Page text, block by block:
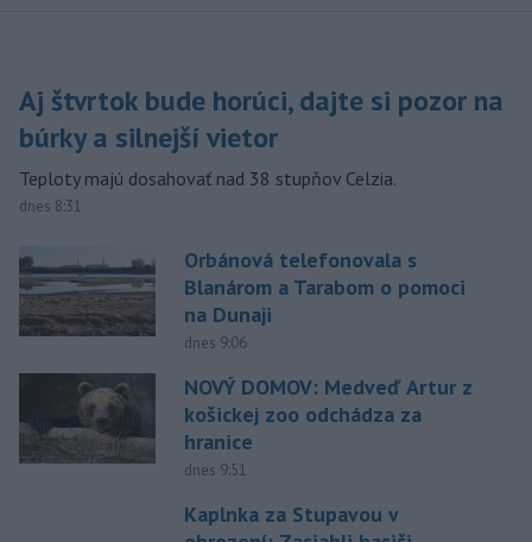
Aj štvrtok bude horúci, dajte si pozor na
búrky a silnejší vietor
Teploty majú dosahovať nad 38 stupňov Celzia.
dnes 8:31
Orbánová telefonovala s
Blanárom a Tarabom o pomoci
na Dunaji
dnes 9:06
NOVÝ DOMOV: Medveď Artur z
košickej zoo odchádza za
hranice
dnes 9:51
Kaplnka za Stupavou v